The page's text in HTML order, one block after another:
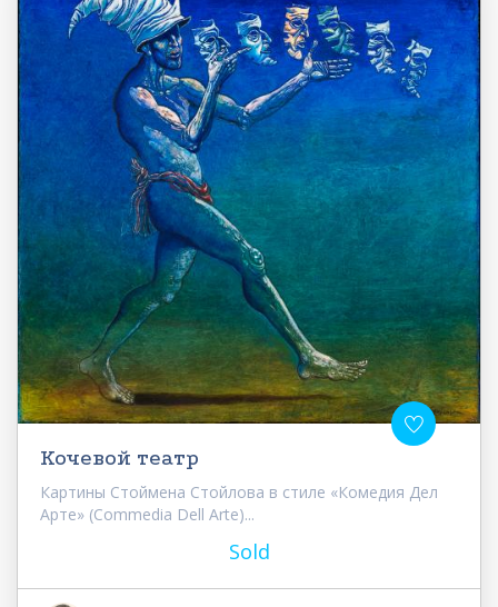
Кочевой театр
Картины Стоймена Стойлова в стиле «Комедия Дел
Арте» (Commedia Dell Arte)...
Sold